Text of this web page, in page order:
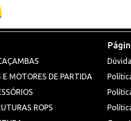
E MOTORES DE PARTIDA
ROPS